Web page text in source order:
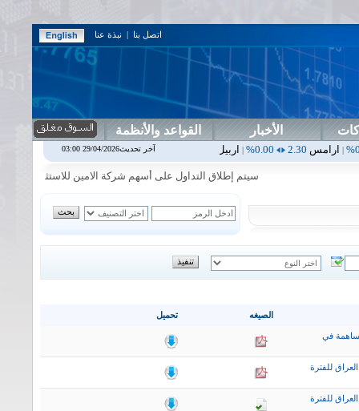
اتصل بنا | نبذة عنا
الأخبار القواعد والأنظمة
2.30
0.00% اربيل0.00
0.00%
0.00%
|اسفنج
سيتم إطلاق التداول على أسهم شركة الامين للاستثمار المالي في
تحميل الصيغه
في
للفترة
للفترة